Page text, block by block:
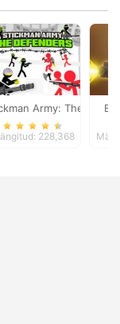
Army: The
228,368